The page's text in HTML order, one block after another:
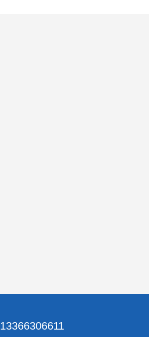
13366306611